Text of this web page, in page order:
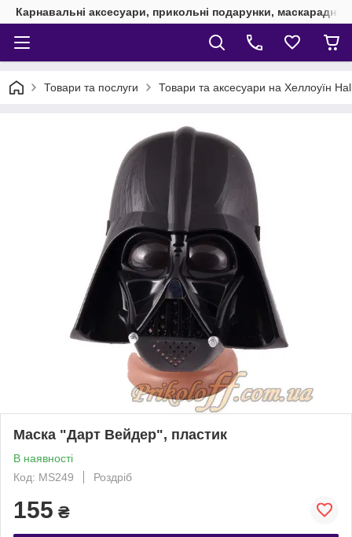
Карнавальні аксесуари, прикольні подарунки, маскарадні
Товари та послуги Товари та аксесуари на Хеллоуїн
Маска "Дарт Вейдер", пластик
В наявності
Код: MS249
Роздріб
155 ₴